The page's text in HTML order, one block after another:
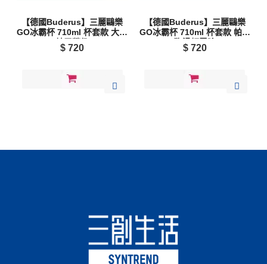
【德國Buderus】三麗鷗樂
GO冰霸杯 710ml 杯套款 大眼
蛙露營趣
$720
【德國Buderus】三麗鷗樂
GO冰霸杯 710ml 杯套款 帕洽
狗滑板冒險
$ 720